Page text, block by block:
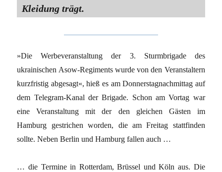
Kleidung trägt.
»Die Werbeveranstaltung der 3. Sturmbrigade des
ukrainischen Asow-Regiments wurde von den Veranstaltern
kurzfristig abgesagt«, hieß es am Donnerstagnachmittag auf
dem Telegram-Kanal der Brigade. Schon am Vortag war
eine Veranstaltung mit der den gleichen Gästen im
Hamburg gestrichen worden, die am Freitag stattfinden
sollte. Neben Berlin und Hamburg fallen auch …
… die Termine in Rotterdam, Brüssel und Köln aus. Die